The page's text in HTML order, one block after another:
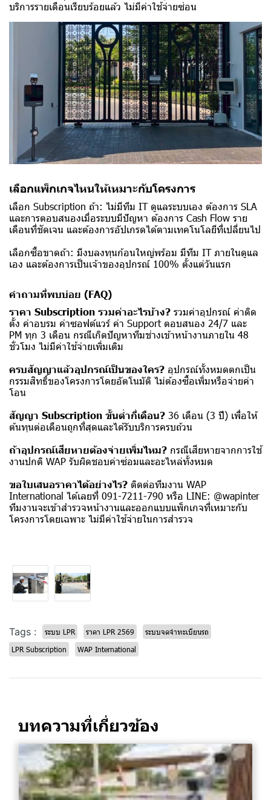
บริการรายเดือนเรียบร้อยแล้ว ไม่มีค่าใช้จ่ายซ่อน
เลือกแพ็กเกจไหนให้เหมาะกับโครงการ
เลือก Subscription ถ้า: ไม่มีทีม IT ดูแลระบบเอง ต้องการ SLA
และการตอบสนองเมื่อระบบมีปัญหา ต้องการ Cash Flow ราย
เดือนที่ชัดเจน และต้องการอัปเกรดได้ตามเทคโนโลยีที่เปลี่ยนไป
เลือกซื้อขาดถ้า: มีงบลงทุนก้อนใหญ่พร้อม มีทีม IT ภายในดูแล
เอง และต้องการเป็นเจ้าของอุปกรณ์ 100% ตั้งแต่วันแรก
คำถามที่พบบ่อย (FAQ)
ราคา Subscription รวมค่าอะไรบ้าง? รวมค่าอุปกรณ์ ค่าติด
ตั้ง ค่าอบรม ค่าซอฟต์แวร์ ค่า Support ตอบสนอง 24/7 และ
PM ทุก 3 เดือน กรณีเกิดปัญหาทีมช่างเข้าหน้างานภายใน 48
ชั่วโมง ไม่มีค่าใช้จ่ายเพิ่มเติม
ครบสัญญาแล้วอุปกรณ์เป็นของใคร? อุปกรณ์ทั้งหมดตกเป็น
กรรมสิทธิ์ของโครงการโดยอัตโนมัติ ไม่ต้องซื้อเพิ่มหรือจ่ายค่า
โอน
สัญญา Subscription ขั้นต่ำกี่เดือน? 36 เดือน (3 ปี) เพื่อให้
ต้นทุนต่อเดือนถูกที่สุดและได้รับบริการครบถ้วน
ถ้าอุปกรณ์เสียหายต้องจ่ายเพิ่มไหม? กรณีเสียหายจากการใช้
งานปกติ WAP รับผิดชอบค่าซ่อมและอะไหล่ทั้งหมด
ขอใบเสนอราคาได้อย่างไร? ติดต่อทีมงาน WAP
International ได้เลยที่ 091-7211-790 หรือ LINE: @wapinter
ทีมงานจะเข้าสำรวจหน้างานและออกแบบแพ็กเกจที่เหมาะกับ
โครงการโดยเฉพาะ ไม่มีค่าใช้จ่ายในการสำรวจ
Tags : ระบบ LPR ราคา LPR 2569
ระบบจดจำทะเบียนรถ
LPR Subscription
WAP International
บทความที่เกี่ยวข้อง